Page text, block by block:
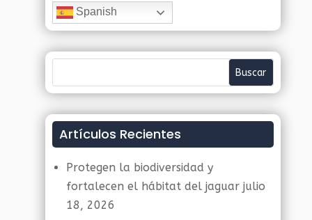
Spanish
Artículos Recientes
Protegen la biodiversidad y
fortalecen el hábitat del jaguar julio
18, 2026